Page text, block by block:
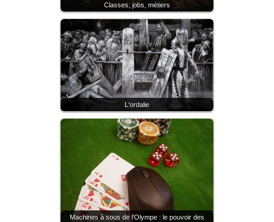
Classes, jobs, métiers
L'ordalie
Machines à sous de l'Olympe : le pouvoir des